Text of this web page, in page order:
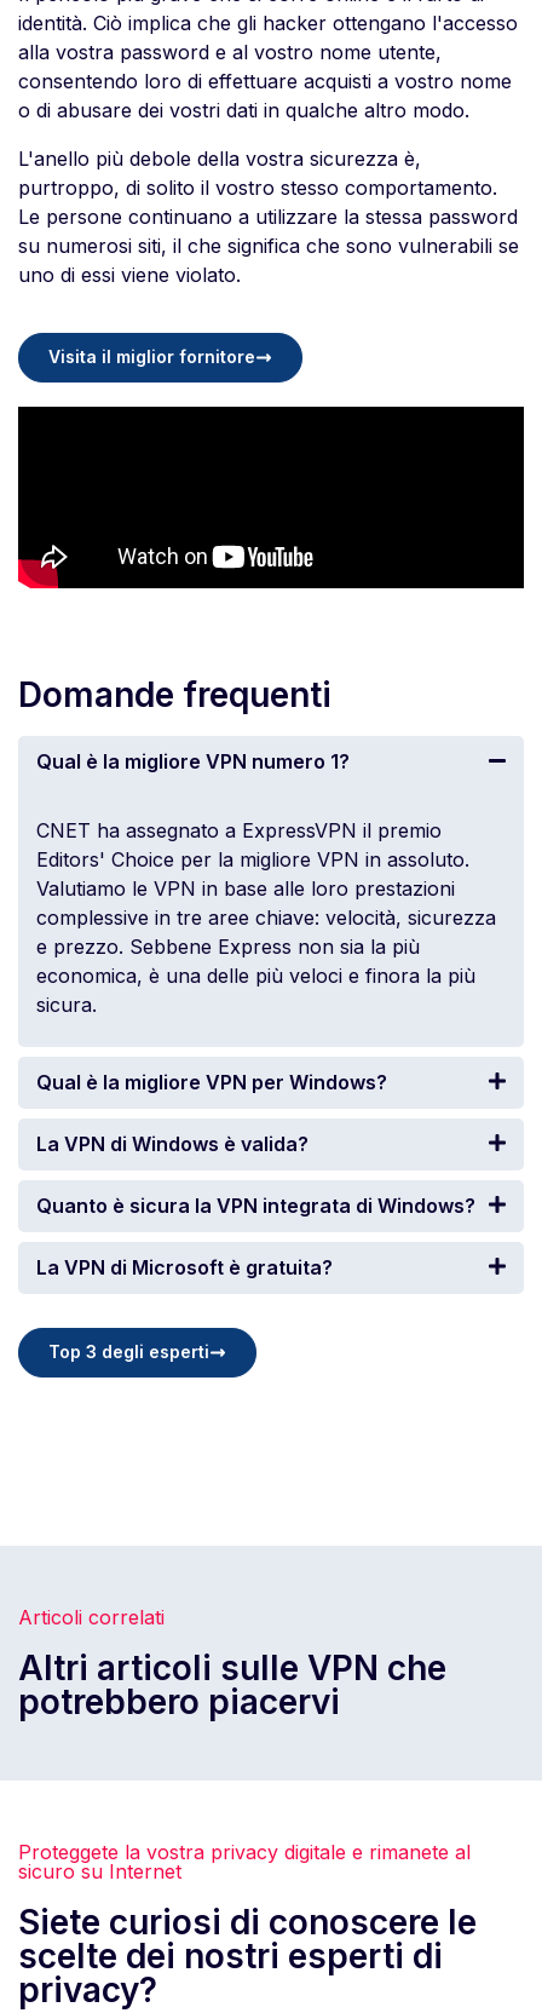
identità. Ciò implica che gli hacker ottengano l'accesso
alla vostra password e al vostro nome utente,
consentendo loro di effettuare acquisti a vostro nome
o di abusare dei vostri dati in qualche altro modo.
L'anello più debole della vostra sicurezza è,
purtroppo, di solito il vostro stesso comportamento.
Le persone continuano a utilizzare la stessa password
su numerosi siti, il che significa che sono vulnerabili se
uno di essi viene violato.
Visita il miglior fornitore
Domande frequenti
Qual è la migliore VPN numero 1?
CNET ha assegnato a ExpressVPN il premio
Editors' Choice per la migliore VPN in assoluto.
Valutiamo le VPN in base alle loro prestazioni
complessive in tre aree chiave: velocità, sicurezza
e prezzo. Sebbene Express non sia la più
economica, è una delle più veloci e finora la più
sicura.
Qual è la migliore VPN per Windows?
La VPN di Windows è valida?
Quanto è sicura la VPN integrata di Windows?
La VPN di Microsoft è gratuita?
Top 3 degli esperti
Articoli correlati
Altri articoli sulle VPN che
potrebbero piacervi
Proteggete la vostra privacy digitale e rimanete al
sicuro su Internet
Siete curiosi di conoscere le
scelte dei nostri esperti di
privacy?